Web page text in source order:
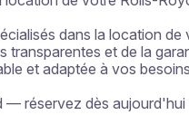
dans la location
transparentes et de la
et adaptée à vos
réservez dès